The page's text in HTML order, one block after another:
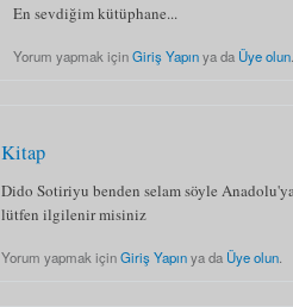
En sevdiğim kütüphane...
Yorum yapmak içinGiriş Yapınya da Üye olun.
Kitap
Dido Sotiriyu benden selam söyle
lütfen ilgilenir misiniz
Yorum yapmak içinGiriş Yapınya da Üye olun.